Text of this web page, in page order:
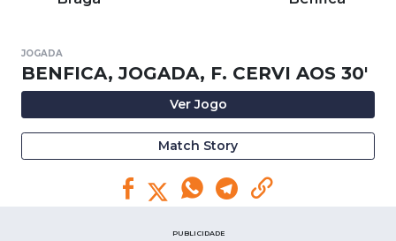
JOGADA
BENFICA, JOGADA, F. CERVI AOS 30'
Ver Jogo
Match Story
PUBLICIDADE